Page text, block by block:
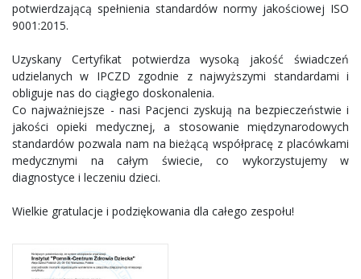
potwierdzającą spełnienia standardów normy jakościowej ISO
9001:2015.
Uzyskany Certyfikat potwierdza wysoką jakość świadczeń
udzielanych w IPCZD zgodnie z najwyższymi standardami i
obliguje nas do ciągłego doskonalenia.
Co najważniejsze - nasi Pacjenci zyskują na bezpieczeństwie i
jakości opieki medycznej, a stosowanie międzynarodowych
standardów pozwala nam na bieżącą współpracę z placówkami
medycznymi na całym świecie, co wykorzystujemy w
diagnostyce i leczeniu dzieci.
Wielkie gratulacje i podziękowania dla całego zespołu!